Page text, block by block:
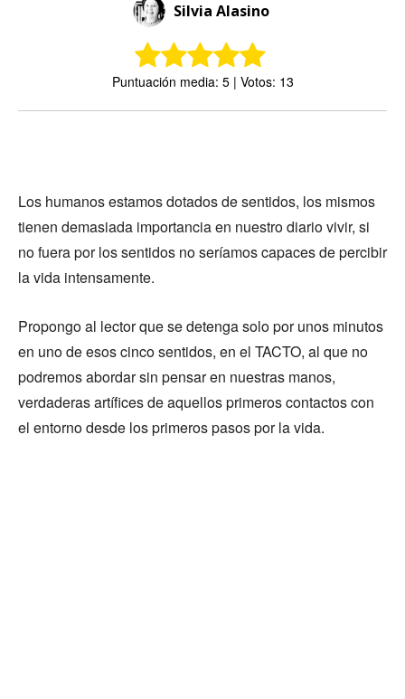
Silvia Alasino
Puntuación media: 5 | Votos: 13
Los humanos estamos dotados de sentidos, los mismos
tienen demasiada importancia en nuestro diario vivir, si
no fuera por los sentidos no seríamos capaces de percibir
la vida intensamente.
Propongo al lector que se detenga solo por unos minutos
en uno de esos cinco sentidos, en el TACTO, al que no
podremos abordar sin pensar en nuestras manos,
verdaderas artífices de aquellos primeros contactos con
el entorno desde los primeros pasos por la vida.